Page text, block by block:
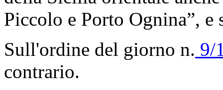
Piccolo e Porto Ognina”, e
Sull'ordine del giorno n. 9/
contrario.